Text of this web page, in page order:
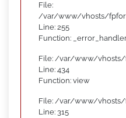
File:
/var/www/vhosts/
Line: 255
Function:
File: /var/www/vhosts/
Line: 434
Function: view
File: /var/www/vhosts/
Line: 315